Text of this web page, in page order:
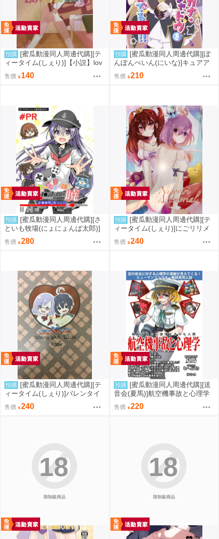
預購 [蜜瓜動漫同人周邊代購][テ
ィータイム(しぇり)]【小説】lov
eletter(2.5次元的誘惑)(同人誌)
售價 140
預購 [蜜瓜動漫同人周邊代購][ぽ
んぽんぺいん(にいな)]キュアア
ルカナ・シャドウを愛でる本!(キ
ミとアイドル光之美少女♪、Yes!
售價 210
預購 [蜜瓜動漫同人周邊代購][さ
といも牧場(にょにょんば太郎)]
帰ってきた ゆ～ちゅ～ば～
暁 企業案件・ゆっくり編(艦隊
售價 280
預購 [蜜瓜動漫同人周邊代購][テ
ィータイム(しぇり)]にごリリメ
モリアル(2.5次元的誘惑)(同人
誌)
售價 240
預購 [蜜瓜動漫同人周邊代購][テ
ィータイム(しぇり)]バレンタイ
ンデーキッス(2.5次元的誘惑)(同
人誌)
售價 240
預購 [蜜瓜動漫同人周邊代購][送
音会(夏馬)]航空機事故と心理学
(同人誌)
售價 220
限制級商品
18
限制級商品
18